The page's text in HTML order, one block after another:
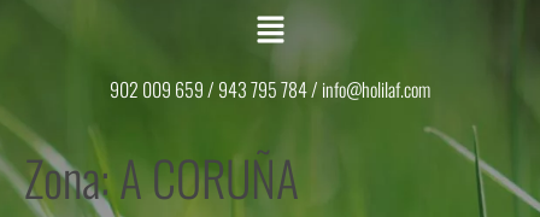
902 009 659 / 943 795 784 / info@holilaf.com
Zona:A CORUÑA